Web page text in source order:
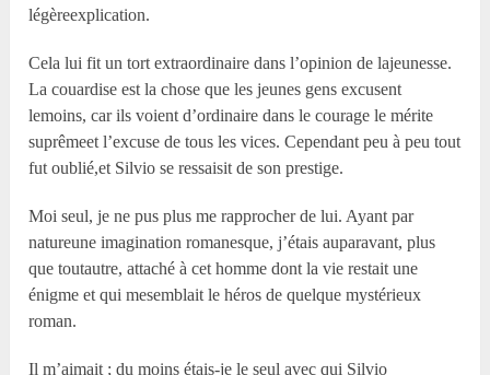
légèreexplication.
Cela lui fit un tort extraordinaire dans l’opinion de lajeunesse.
La couardise est la chose que les jeunes gens excusent
lemoins, car ils voient d’ordinaire dans le courage le mérite
suprêmeet l’excuse de tous les vices. Cependant peu à peu tout
fut oublié,et Silvio se ressaisit de son prestige.
Moi seul, je ne pus plus me rapprocher de lui. Ayant par
natureune imagination romanesque, j’étais auparavant, plus
que toutautre, attaché à cet homme dont la vie restait une
énigme et qui mesemblait le héros de quelque mystérieux
roman.
Il m’aimait ; du moins étais-je le seul avec qui Silvio